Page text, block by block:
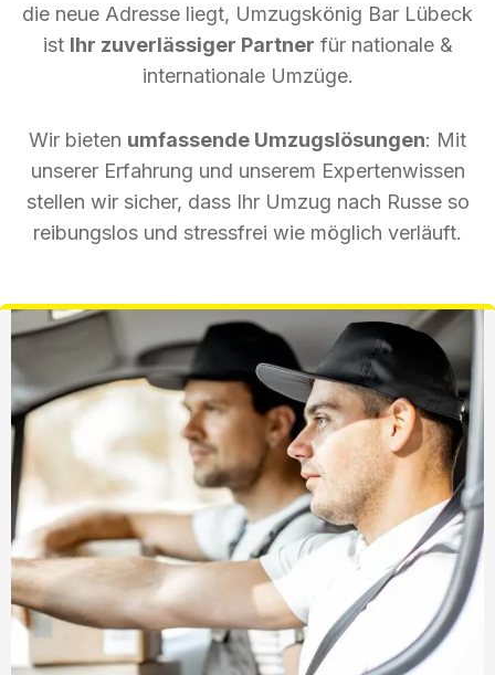
die neue Adresse liegt, Umzugskönig Bar Lübeck
ist Ihr zuverlässiger Partner für nationale &
internationale Umzüge.
Wir bieten umfassende Umzugslösungen: Mit
unserer Erfahrung und unserem Expertenwissen
stellen wir sicher, dass Ihr Umzug nach Russe so
reibungslos und stressfrei wie möglich verläuft.